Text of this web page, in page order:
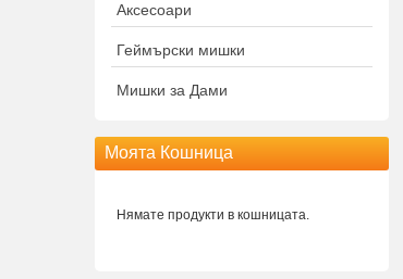
Аксесоари
Геймърски мишки
Мишки за Дами
Моята Кошница
Нямате продукти в кошницата.